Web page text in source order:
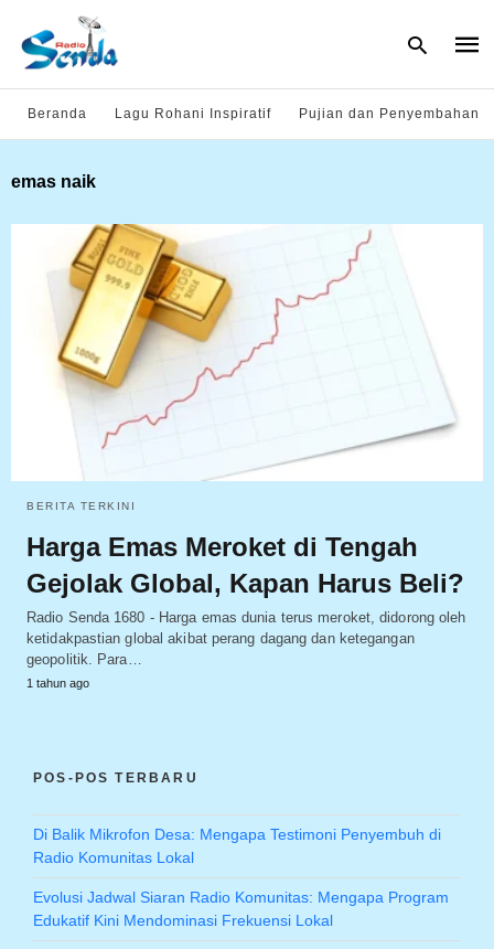
Beranda Lagu Rohani Inspiratif Pujian dan Penyembahan
emas naik
BERITA TERKINI
Harga Emas Meroket di Tengah
Gejolak Global, Kapan Harus Beli?
Radio Senda 1680 - Harga emas dunia terus meroket, didorong oleh
ketidakpastian global akibat perang dagang dan ketegangan
geopolitik. Para…
1 tahun ago
POS-POS TERBARU
Di Balik Mikrofon Desa: Mengapa Testimoni Penyembuh di
Radio Komunitas Lokal
Evolusi Jadwal Siaran Radio Komunitas: Mengapa Program
Edukatif Kini Mendominasi Frekuensi Lokal